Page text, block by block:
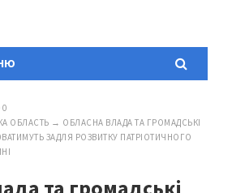
0
ОБЛАСТЬ → ОБЛАСНА ВЛАДА ТА ГРОМАДСЬКІ
ЗАДЛЯ РОЗВИТКУ ПАТРІОТИЧНОГО